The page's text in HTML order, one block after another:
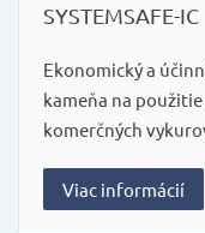
SYSTEMSAFE-IC
Ekonomický a
kameňa na
komerčných
Viac informácií